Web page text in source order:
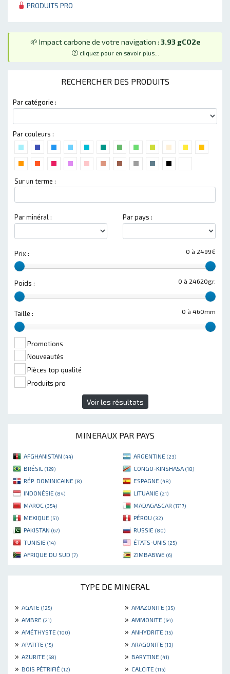
PRODUITS PRO
🌱 Impact carbone de votre navigation : 3.93 gCO2e
cliquez pour en savoir plus...
RECHERCHER DES PRODUITS
Par catégorie :
Par couleurs :
Sur un terme :
Par minéral : Par pays :
0 à 2499€
Prix :
0 à 24620gr.
Poids :
0 à 460mm
Taille :
Promotions
Nouveautés
Pièces top qualité
Produits pro
Voir les résultats
MINERAUX PAR PAYS
AFGHANISTAN (44) ARGENTINE (23)
BRÉSIL (129) CONGO-KINSHASA (18)
RÉP. DOMINICAINE (8) ESPAGNE (48)
INDONÉSIE (84) LITUANIE (21)
MAROC (354) MADAGASCAR (1717)
MEXIQUE (51) PÉROU (32)
PAKISTAN (67) RUSSIE (80)
TUNISIE (14) ÉTATS-UNIS (25)
AFRIQUE DU SUD (7) ZIMBABWE (6)
TYPE DE MINERAL
» AGATE (125) » AMAZONITE (35)
» AMBRE (21) » AMMONITE (64)
» AMÉTHYSTE (100) » ANHYDRITE (15)
» APATITE (15) » ARAGONITE (13)
» AZURITE (58) » BARYTINE (41)
» BOIS PÉTRIFIÉ (12) » CALCITE (116)